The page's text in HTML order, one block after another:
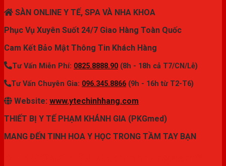
SÀN ONLINE Y TẾ, SPA VÀ NHA KHOA
Phục Vụ Xuyên Suốt 24/7 Giao Hàng Toàn Quốc
Cam Kết Bảo Mật Thông Tin Khách Hàng
Tư Vấn Miễn Phí: 0825.8888.90 (8h - 18h cả T7/CN/Lễ)
Tư Vấn Chuyên Gia: 096.345.8866 (9h - 16h từ T2-T6)
Website: www.ytechinhhang.com
THIẾT BỊ Y TẾ PHẠM KHÁNH GIA (PKGmed)
MANG ĐẾN TINH HOA Y HỌC TRONG TẦM TAY BẠN